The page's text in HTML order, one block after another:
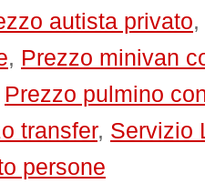
autista privato,
, Prezzo minivan
Prezzo pulmino
transfer, Servizio
persone